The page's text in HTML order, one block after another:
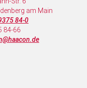
am Main
84-0
84-66